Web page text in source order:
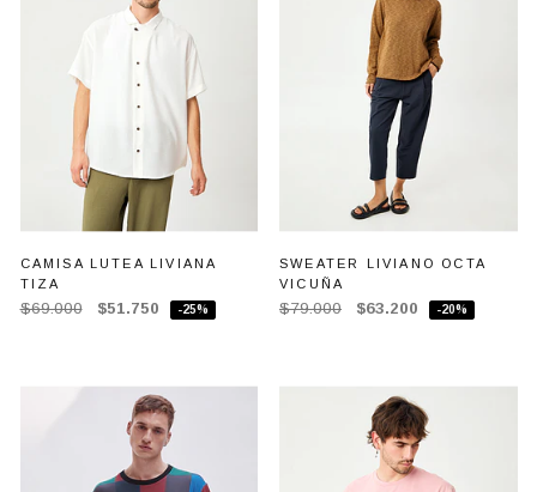
CAMISA LUTEA LIVIANA
TIZA
$69.000 $51.750 -25%
SWEATER LIVIANO OCTA
VICUÑA
$79.000 $63.200 -20%